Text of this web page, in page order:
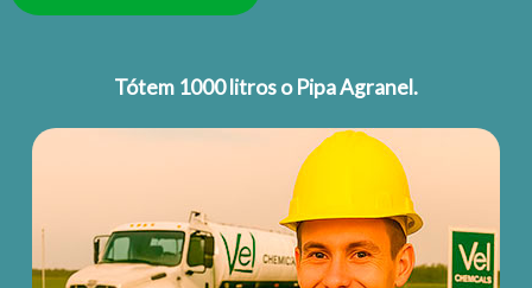
Tótem 1000 litros o Pipa Agranel.